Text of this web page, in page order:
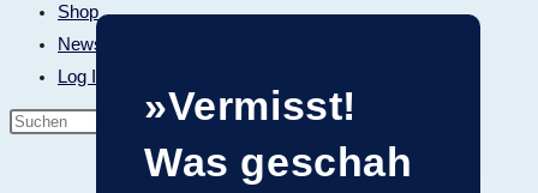
Shop
Newsletter
Log In
»Vermisst!
Was geschah